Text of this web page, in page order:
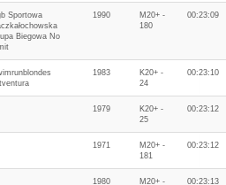
Sportowa
Biegowa No
1990
M20+ -
180
00:23:09
1983
K20+ -
24
00:23:10
1979
K20+ -
25
00:23:12
1971
M20+ -
181
00:23:12
1980
M20+ -
00:23:13